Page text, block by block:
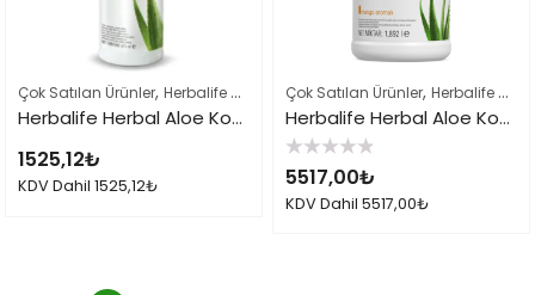
Çok Satılan Ürünler, Herbalife Çayları ve İçeçekler ,Herbalife Ürün Listesi
Herbalife Herbal Aloe Konsantre İçecek Mango
1525,12₺
KDV Dahil 1525,12₺
Çok Satılan Ürünler, Herbalife Çayları ve İçeçekler
Herbalife Herbal Aloe Konsantre İçecek Mango 1.9 Lt
5
üzerinden
0
oy
5517,00₺
KDV Dahil 5517,00₺